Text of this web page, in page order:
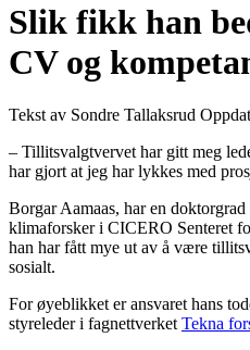
Slik fikk han
CV og
Tekst av Sondre Tallaksrud
– Tillitsvalgtvervet har gitt meg
har gjort at jeg har lykkes med
Borgar Aamaas, har en
klimaforsker i CICERO Senteret
han har fått mye ut av å være
sosialt.
For øyeblikket er ansvaret hans
styreleder i fagnettverket Tekna